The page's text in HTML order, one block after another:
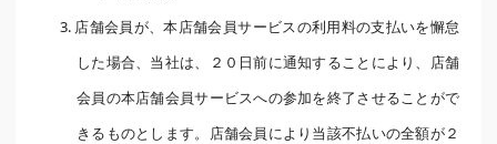
3. 店舗会員が、本店舗会員サービスの利用料の支払いを懈怠
した場合、当社は、２０日前に通知することにより、店舗
会員の本店舗会員サービスへの参加を終了させることがで
きるものとします。店舗会員により当該不払いの全額が２